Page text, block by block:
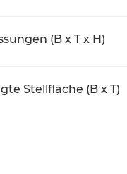
(B x T x H)
Stellfläche (B x T)